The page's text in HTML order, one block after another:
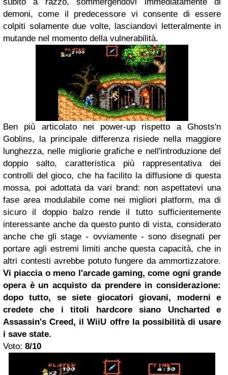
demoni, come il predecessore vi consente di essere
colpiti solamente due volte, lasciandovi letteralmente in
mutande nel momento della vulnerabilità.
Ben più articolato nei power-up rispetto a Ghosts'n
Goblins, la principale differenza risiede nella maggiore
lunghezza, nelle migliorie grafiche e nell'introduzione del
doppio salto, caratteristica più rappresentativa dei
controlli del gioco, che ha facilito la diffusione di questa
mossa, poi adottata da vari brand: non aspettatevi una
fase area modulabile come nei migliori platform, ma di
sicuro il doppio balzo rende il tutto sufficientemente
interessante anche da questo punto di vista, considerato
anche che gli stage - ovviamente - sono disegnati per
portare agli estremi limiti anche questa capacità, che in
altri contesti avrebbe potuto fungere da ammortizzatore.
Vi piaccia o meno l'arcade gaming, come ogni grande
opera è un acquisto da prendere in considerazione:
dopo tutto, se siete giocatori giovani, moderni e
credete che i titoli hardcore siano Uncharted e
Assassin's Creed, il WiiU offre la possibilità di usare
i save state.
Voto: 8/10